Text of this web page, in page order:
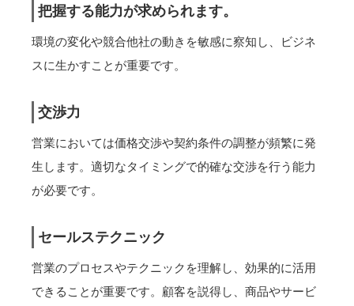
把握する能力が求められます。
環境の変化や競合他社の動きを敏感に察知し、ビジネ
スに生かすことが重要です。
交渉力
営業においては価格交渉や契約条件の調整が頻繁に発
生します。適切なタイミングで的確な交渉を行う能力
が必要です。
セールステクニック
営業のプロセスやテクニックを理解し、効果的に活用
できることが重要です。顧客を説得し、商品やサービ